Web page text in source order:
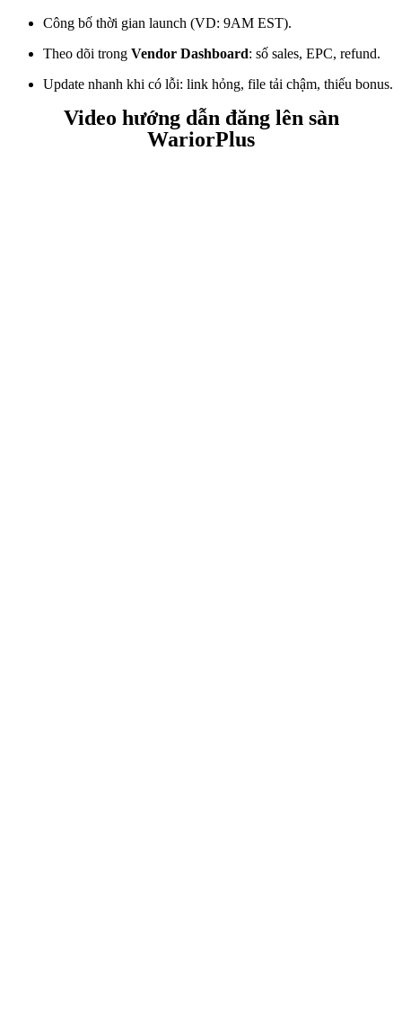
Công bố thời gian launch (VD: 9AM EST).
Theo dõi trong Vendor Dashboard: số sales, EPC, refund.
Update nhanh khi có lỗi: link hỏng, file tải chậm, thiếu bonus.
Video hướng dẫn đăng lên sàn
WariorPlus